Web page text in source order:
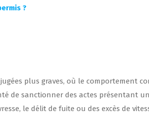
?
plus graves, où le comportement
de sanctionner des actes présentant
le délit de fuite ou des excès de